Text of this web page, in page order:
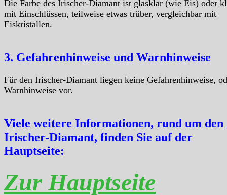
Die Farbe des Irischer-Diamant ist glasklar (wie Eis) oder
mit Einschlüssen, teilweise etwas trüber, vergleichbar mit
Eiskristallen.
3. Gefahrenhinweise und Warnhinweise
Für den Irischer-Diamant liegen keine Gefahrenhinweise,
Warnhinweise vor.
Viele weitere Informationen, rund um den
Irischer-Diamant, finden Sie auf der
Hauptseite:
Zur Hauptseite